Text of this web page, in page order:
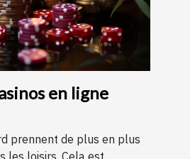
en ligne
prennent de plus en plus